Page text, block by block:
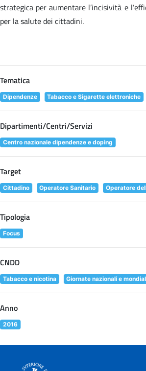
strategica per aumentare l’incisività e
per la salute dei cittadini.
Tematica
Dipendenze Tabacco e Sigarette elettroniche
Dipartimenti/Centri/Servizi
Centro nazionale dipendenze e doping
Target
Cittadino Operatore Sanitario Operatore
Tipologia
Focus
CNDD
Tabacco e nicotina Giornate nazionali e
Anno
2016